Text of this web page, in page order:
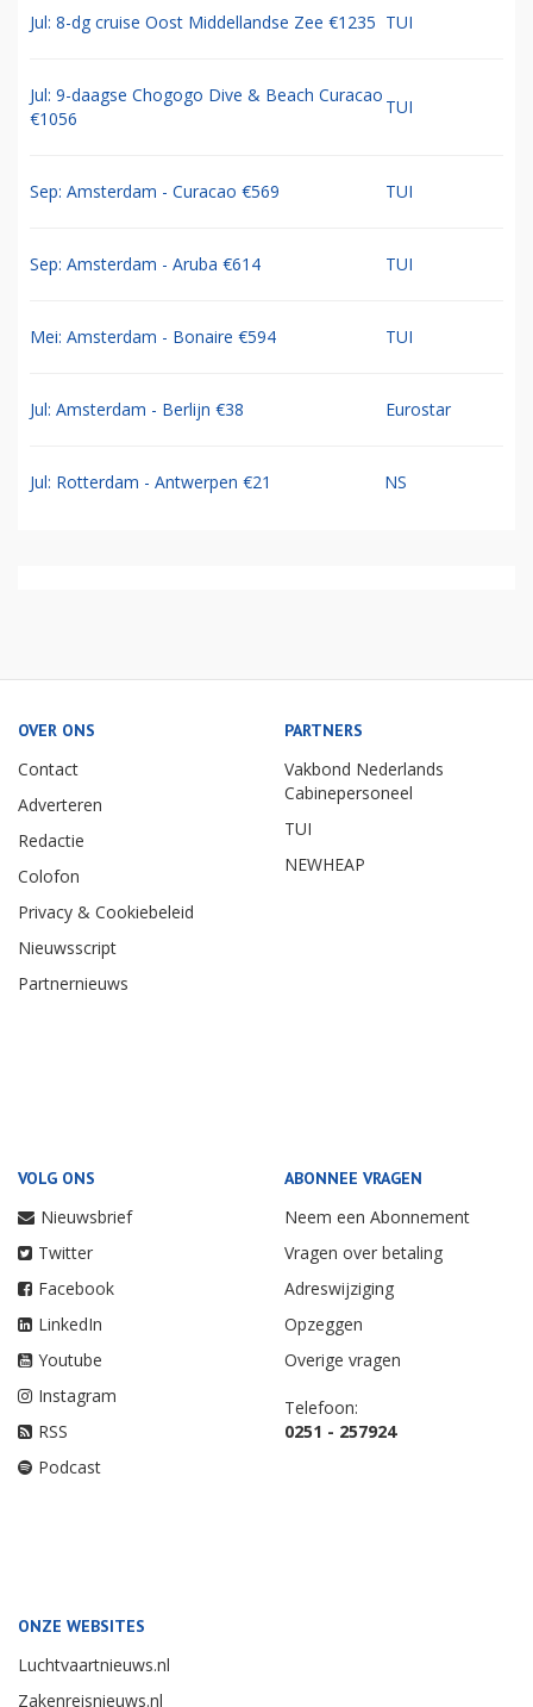
Jul: 8-dg cruise Oost Middellandse Zee €1235 TUI
Jul: 9-daagse Chogogo Dive & Beach Curacao
€1056
TUI
Sep: Amsterdam - Curacao €569 TUI
Sep: Amsterdam - Aruba €614 TUI
Mei: Amsterdam - Bonaire €594 TUI
Jul: Amsterdam - Berlijn €38 Eurostar
Jul: Rotterdam - Antwerpen €21 NS
OVER ONS
Contact
Adverteren
Redactie
Colofon
Privacy & Cookiebeleid
Nieuwsscript
Partnernieuws
PARTNERS
Vakbond Nederlands
Cabinepersoneel
TUI
NEWHEAP
VOLG ONS
Nieuwsbrief
Twitter
Facebook
LinkedIn
Youtube
Instagram
RSS
Podcast
ABONNEE VRAGEN
Neem een Abonnement
Vragen over betaling
Adreswijziging
Opzeggen
Overige vragen
Telefoon:
0251 - 257924
ONZE WEBSITES
Luchtvaartnieuws.nl
Zakenreisnieuws.nl